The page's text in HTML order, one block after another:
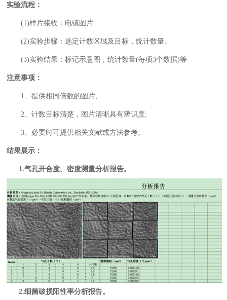
实验流程：
(1)样片接收：电镜图片
(2)实验步骤：选定计数区域及目标，统计数量。
(3)实验结果：标记示意图，统计数量(每项3个数据)等
注意事项：
1、提供相同倍数的图片;
2、计数目标清楚，图片清晰具有辨识度;
3、必要时可提供相关文献或方法参考。
结果展示：
1.气孔开合度、密度测量分析报告。
2.细菌破损阳性率分析报告。